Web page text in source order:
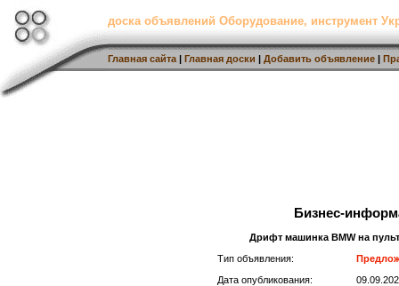
доска объявлений Оборудование, инструмент
Главная сайта | Главная доски | Добавить объявление |
Бизнес-
Дрифт машинка BMW на
Тип объявления:
Дата опубликования: